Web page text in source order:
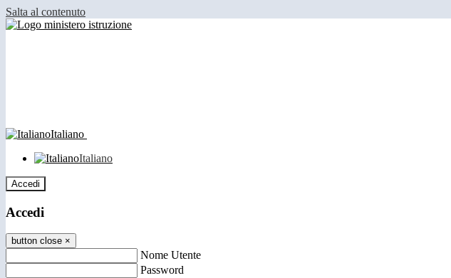
Salta al contenuto
Italiano
Italiano
Accedi
Accedi
button close ×
Nome Utente
Password